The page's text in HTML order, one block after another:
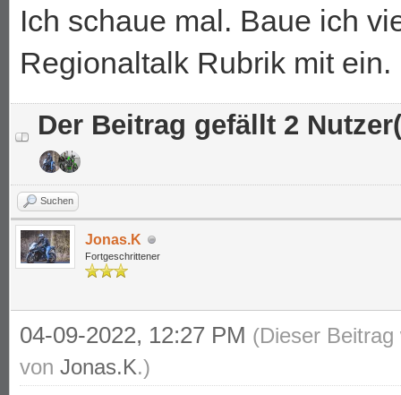
Ich schaue mal. Baue ich
Regionaltalk Rubrik mit ein.
Der Beitrag gefällt 2
Suchen
Jonas.K
Fortgeschrittener
04-09-2022, 12:27 PM (Dieser
von Jonas.K.)